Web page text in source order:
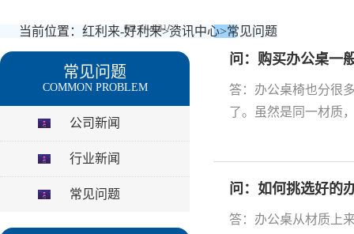
当前位置： 红利来-好利来>资讯中心>常见问题
常见问题
COMMON PROBLEM
公司新闻
行业新闻
常见问题
问：购买办公桌一
答：办公桌椅也分很
了。虽然是同一材质
问：如何挑选好的
答：办公桌从材质上